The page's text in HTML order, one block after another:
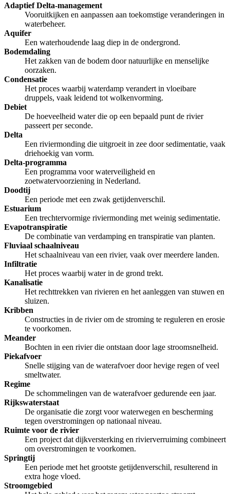
De uitleg gaat te langzaam
De uitleg gaat te snel
Afspelen werkte niet
Adaptief Delta-management
Vooruitkijken en aanpassen aan toekomstige veranderingen in
waterbeheer.
Aquifer
Een waterhoudende laag diep in de ondergrond.
Bodemdaling
Het zakken van de bodem door natuurlijke en menselijke
oorzaken.
Condensatie
Het proces waarbij waterdamp verandert in vloeibare
druppels, vaak leidend tot wolkenvorming.
Debiet
De hoeveelheid water die op een bepaald punt de rivier
passeert per seconde.
Delta
Een riviermonding die uitgroeit in zee door sedimentatie, vaak
driehoekig van vorm.
Delta-programma
Een programma voor waterveiligheid en
zoetwatervoorziening in Nederland.
Doodtij
Een periode met een zwak getijdenverschil.
Estuarium
Een trechtervormige riviermonding met weinig sedimentatie.
Evapotranspiratie
De combinatie van verdamping en transpiratie van planten.
Fluviaal schaalniveau
Het schaalniveau van een rivier, vaak over meerdere landen.
Infiltratie
Het proces waarbij water in de grond trekt.
Kanalisatie
Het rechttrekken van rivieren en het aanleggen van stuwen en
sluizen.
Kribben
Constructies in de rivier om de stroming te reguleren en erosie
te voorkomen.
Meander
Bochten in een rivier die ontstaan door lage stroomsnelheid.
Piekafvoer
Snelle stijging van de waterafvoer door hevige regen of veel
smeltwater.
Regime
De schommelingen van de waterafvoer gedurende een jaar.
Rijkswaterstaat
De organisatie die zorgt voor waterwegen en bescherming
tegen overstromingen op nationaal niveau.
Ruimte voor de rivier
Een project dat dijkversterking en rivierverruiming combineert
om overstromingen te voorkomen.
Springtij
Een periode met het grootste getijdenverschil, resulterend in
extra hoge vloed.
Stroomgebied